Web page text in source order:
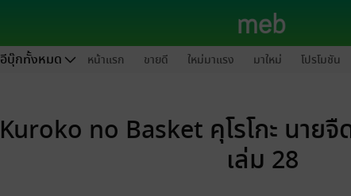
อีบุ๊กทั้งหมด หน้าแรก ขายดี ใหม่มาแรง มาใหม่ โปรโมชัน
Kuroko no Basket คุโรโกะ นาย
เล่ม 28